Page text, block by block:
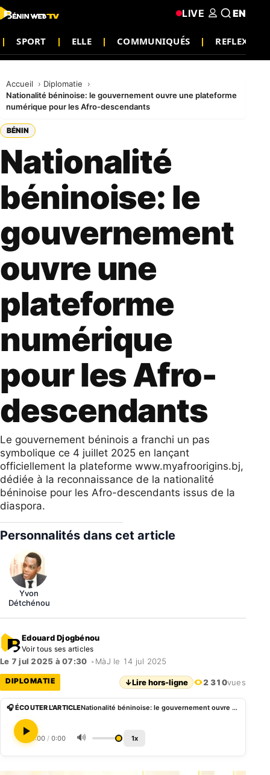
SPORT ELLE COMMUNIQUÉS REFLEXION
LIVE EN
Accueil
Diplomatie
Nationalité béninoise: le gouvernement ouvre une plateforme
numérique pour les Afro-descendants
BÉNIN
Nationalité
béninoise: le
gouvernement
ouvre une
plateforme
numérique
pour les Afro-
descendants
Le gouvernement béninois a franchi un pas
symbolique ce 4 juillet 2025 en lançant
officiellement la plateforme www.myafroorigins.bj,
dédiée à la reconnaissance de la nationalité
béninoise pour les Afro-descendants issus de la
diaspora.
Personnalités dans cet article
Yvon
Détchénou
Edouard Djogbénou
Voir tous ses articles
Le 7 jul 2025 à 07:30 • MàJ le 14 jul 2025
DIPLOMATIE ↓Lire hors-ligne 2 310vues
🎧 ÉCOUTER L'ARTICLE Nationalité béninoise: le gouvernement ouvre une plateforme numérique pour les Afro-descendants
0:00 / 0:00 🔊 1x